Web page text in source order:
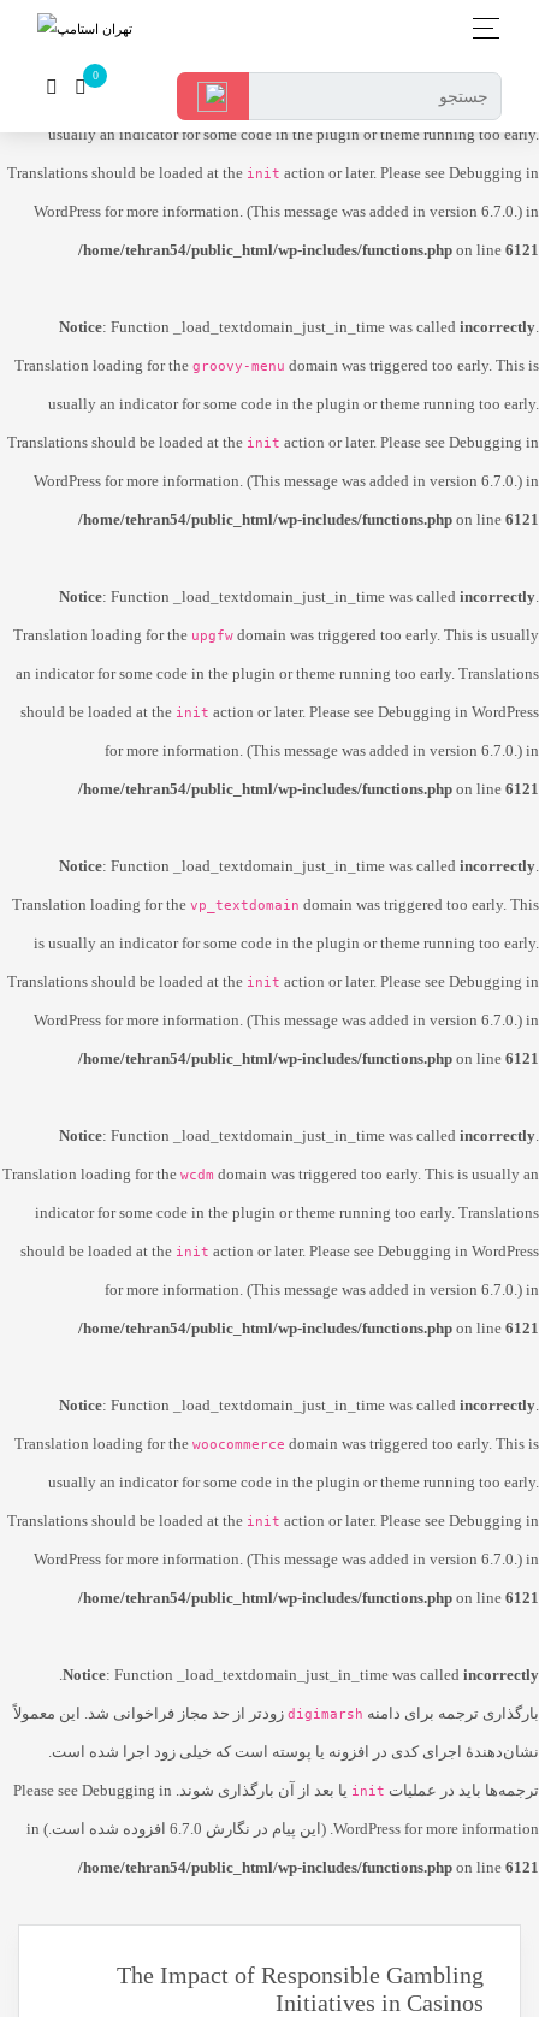
Translation loading for the dokan-lite domain was triggered too early. This is
usually an indicator for some code in the plugin or theme running too early.
Translations should be loaded at the init action or later. Please see Debugging in
WordPress for more information. (This message was added in version 6.7.0.) in
/home/tehran54/public_html/wp-includes/functions.php on line 6121
Notice: Function _load_textdomain_just_in_time was called incorrectly.
Translation loading for the groovy-menu domain was triggered too early. This is
usually an indicator for some code in the plugin or theme running too early.
Translations should be loaded at the init action or later. Please see Debugging in
WordPress for more information. (This message was added in version 6.7.0.) in
/home/tehran54/public_html/wp-includes/functions.php on line 6121
Notice: Function _load_textdomain_just_in_time was called incorrectly.
Translation loading for the upgfw domain was triggered too early. This is usually
an indicator for some code in the plugin or theme running too early. Translations
should be loaded at the init action or later. Please see Debugging in WordPress
for more information. (This message was added in version 6.7.0.) in
/home/tehran54/public_html/wp-includes/functions.php on line 6121
Notice: Function _load_textdomain_just_in_time was called incorrectly.
Translation loading for the vp_textdomain domain was triggered too early. This
is usually an indicator for some code in the plugin or theme running too early.
Translations should be loaded at the init action or later. Please see Debugging in
WordPress for more information. (This message was added in version 6.7.0.) in
/home/tehran54/public_html/wp-includes/functions.php on line 6121
Notice: Function _load_textdomain_just_in_time was called incorrectly.
Translation loading for the wcdm domain was triggered too early. This is usually an
indicator for some code in the plugin or theme running too early. Translations
should be loaded at the init action or later. Please see Debugging in WordPress
for more information. (This message was added in version 6.7.0.) in
/home/tehran54/public_html/wp-includes/functions.php on line 6121
Notice: Function _load_textdomain_just_in_time was called incorrectly.
Translation loading for the woocommerce domain was triggered too early. This is
usually an indicator for some code in the plugin or theme running too early.
Translations should be loaded at the init action or later. Please see Debugging in
WordPress for more information. (This message was added in version 6.7.0.) in
/home/tehran54/public_html/wp-includes/functions.php on line 6121
Notice: Function _load_textdomain_just_in_time was called incorrectly
.
بارگذاری ترجمه برای دامنه digimarsh زودتر از حد مجاز فراخوانی شد. این معمولاً
نشان‌دهندهٔ اجرای کدی در افزونه یا پوسته است که خیلی زود اجرا شده است.
ترجمه‌ها باید در عملیات init یا بعد از آن بارگذاری شوند. Please see Debugging in
WordPress for more information. (این پیام در نگارش 6.7.0 افزوده شده است.) in
/home/tehran54/public_html/wp-includes/functions.php on line 6121
The Impact of Responsible Gambling
Initiatives in Casinos